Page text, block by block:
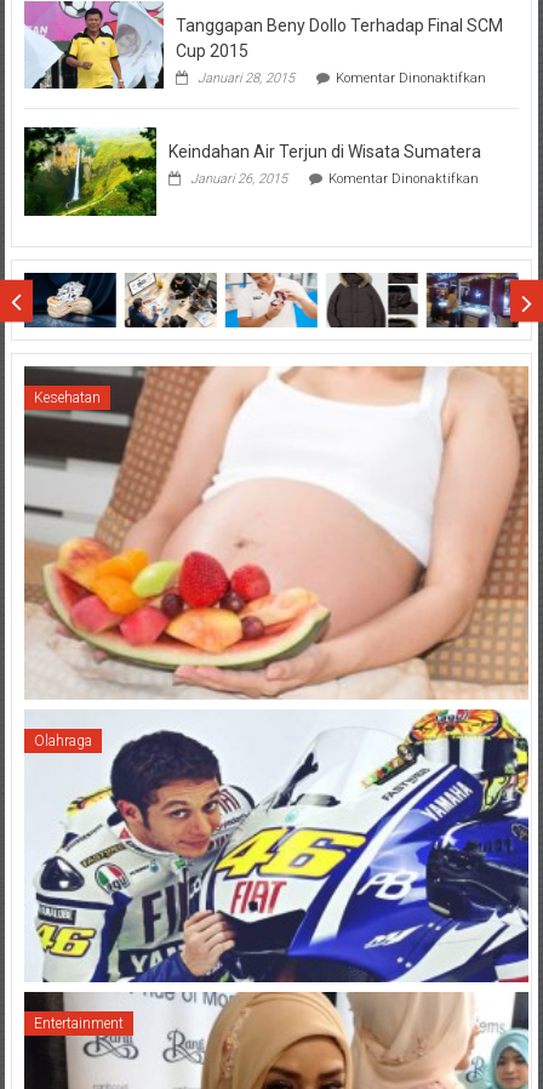
Penting
Hasil
Tanggapan Beny Dollo Terhadap Final SCM
Cup 2015
Januari 28, 2015 Komentar Dinonaktifkanpada
Beny
Keindahan Air Terjun di Wisata Sumatera
Januari 26, 2015 Komentar Dinonaktifkanpada
di
Wisata
Sumatera
Kesehatan
Olahraga
Entertainment